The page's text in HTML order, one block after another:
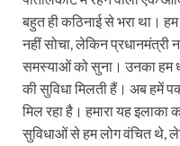
बहुत ही कठिनाई से भरा था।
नहीं सोचा, लेकिन प्रधानमंत्री
समस्याओं को सुना। उनका हम
की सुविधा मिलती हैं। अब हमें
मिल रहा है। हमारा यह
सुविधाओं से हम लोग वंचित थे,